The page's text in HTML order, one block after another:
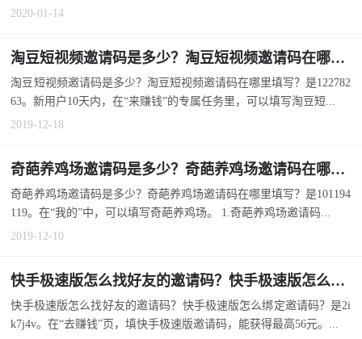
2020-01-14
淘豆短视频邀请码是多少？淘豆短视频邀请码在哪里填写？
淘豆短视频邀请码是多少？淘豆短视频邀请码在哪里填写？是122782
63。新用户10天内，在“来赚钱”的专属任务里，可以填写淘豆短...
2019-12-18
奇葩养鸡场邀请码是多少？奇葩养鸡场邀请码在哪里填写？
奇葩养鸡场邀请码是多少？奇葩养鸡场邀请码在哪里填写？是101194
119。在“我的”中，可以填写奇葩养鸡场。 1.奇葩养鸡场邀请码...
2019-12-10
快手极速版怎么找好友的邀请码？快手极速版怎么绑定邀请码？
快手极速版怎么找好友的邀请码？快手极速版怎么绑定邀请码？是2i
k7j4v。在“去赚钱”页，填快手极速版邀请码，能获得最高56元。...